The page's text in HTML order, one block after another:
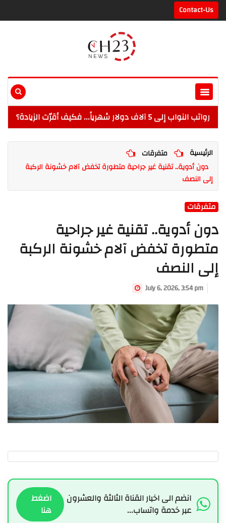
Contact-Us
رواتب النواب إلى 5 آلاف دولار شهرياً... فكيف أقرّت الزيادة؟
الرئيسية
متفرقات
دون أدوية.. تقنية غير جراحية متطورة تخفض آلام خشونة الركبة
إلى النصف
متفرقات
دون أدوية.. تقنية غير جراحية
متطورة تخفض آلام خشونة الركبة
إلى النصف
July 6, 2026, 3:54 pm
انضم الى اخبار القناة الثالثة والعشرون
عبر خدمة واتساب...
اضغط
هنا